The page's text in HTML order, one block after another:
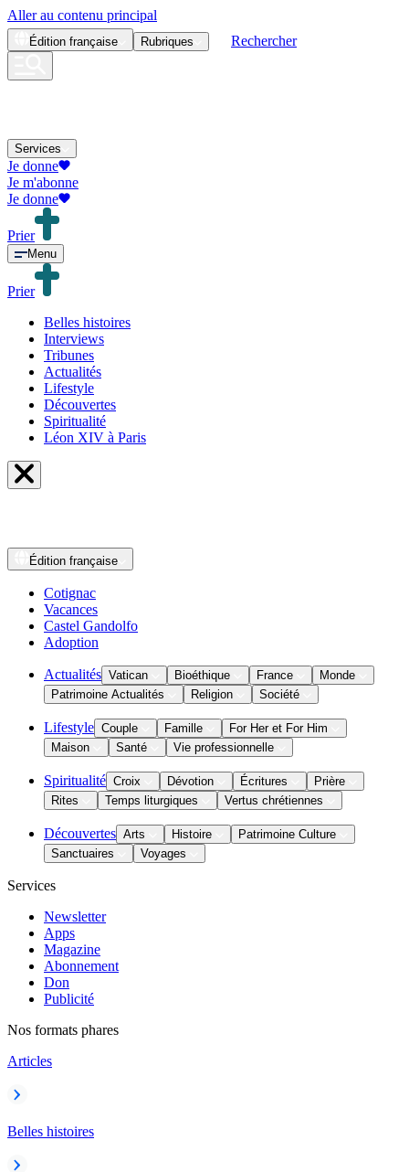
Aller au contenu principal
Édition française Rubriques Rechercher
Services
Je donne
Je m'abonne
Je donne
Prier
Menu
Prier
Belles histoires
Interviews
Tribunes
Actualités
Lifestyle
Découvertes
Spiritualité
Léon XIV à Paris
Édition française
Cotignac
Vacances
Castel Gandolfo
Adoption
Actualités Vatican Bioéthique France
Monde
Patrimoine Actualités
Religion Société
Lifestyle Couple Famille
For Her et For Him
Maison
Santé Vie professionnelle
Spiritualité Croix Dévotion Écritures
Prière
Rites
Temps liturgiques Vertus chrétiennes
Découvertes Arts Histoire
Patrimoine Culture
Sanctuaires
Voyages
Services
Newsletter
Apps
Magazine
Abonnement
Don
Publicité
Nos formats phares
Articles
Belles histoires